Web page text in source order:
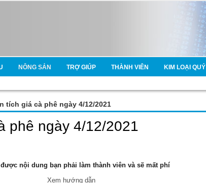
NÔNG SẢN TRỢ GIÚP THÀNH VIÊN KIM LOẠI QUÝ
tích giá cà phê ngày 4/12/2021
phê ngày 4/12/2021
nội dung bạn phải làm thành viên và sẽ mất phí
Xem hướng dẫn